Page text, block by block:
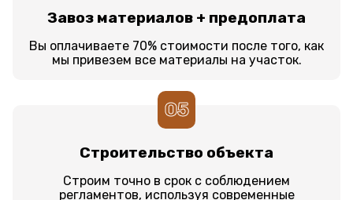
Завоз материалов + предоплата
Вы оплачиваете 70% стоимости после того, как
мы привезем все материалы на участок.
05
Строительство объекта
Строим точно в срок с соблюдением
регламентов, используя современные